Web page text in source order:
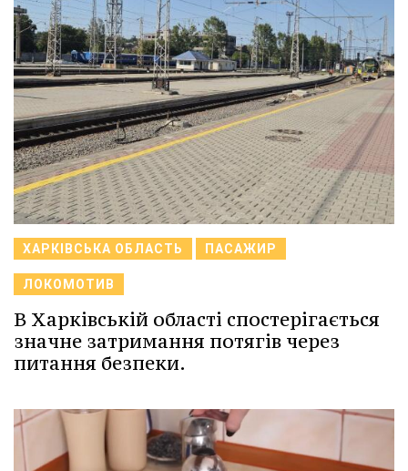
ХАРКІВСЬКА ОБЛАСТЬ ПАСАЖИР
ЛОКОМОТИВ
В Харківській області спостерігається
значне затримання потягів через
питання безпеки.